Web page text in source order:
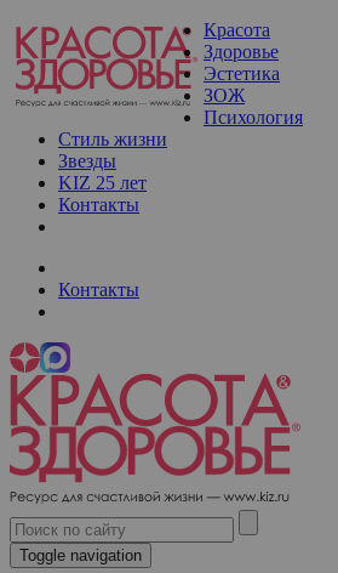
Красота
Здоровье
Эстетика
ЗОЖ
Психология
Стиль жизни
Звезды
KIZ 25 лет
Контакты
Контакты
Toggle navigation